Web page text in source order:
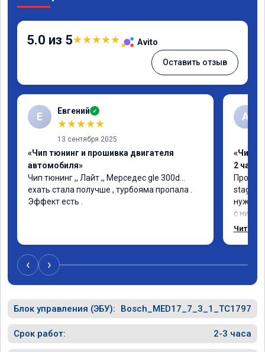
5.0 из 5★★★★★ Avito
Оставить отзыв
Е Евгений ✓
★★★★★
13 сентября 2025
«Чип тюнинг и прошивка двигателя
автомобиля»
Чип тюнинг ,, Лайт ,, Мерседес gle 300d…
ехать стала получше , турбояма пропала .
Эффект есть .
А
«Чип
2 часа»
stage
нужно:
с
Одни
Читать
‹ ›
Блок управления (ЭБУ): Bosch_MED17_7_3_1_TC1797
Срок работ: 2-3 часа